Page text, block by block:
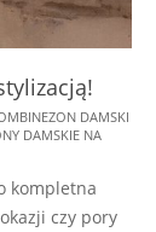
DAMSKI
DAMSKIE NA
kompletna
czy pory